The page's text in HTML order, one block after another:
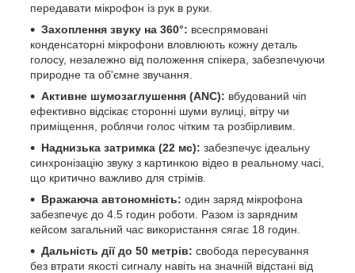
передавати мікрофон із рук в руки.
Захоплення звуку на 360°: всеспрямовані
конденсаторні мікрофони вловлюють кожну деталь
голосу, незалежно від положення спікера, забезпечуючи
природне та об'ємне звучання.
Активне шумозаглушення (ANC): вбудований чіп
ефективно відсікає сторонні шуми вулиці, вітру чи
приміщення, роблячи голос чітким та розбірливим.
Наднизька затримка (22 мс): забезпечує ідеальну
синхронізацію звуку з картинкою відео в реальному часі,
що критично важливо для стрімів.
Вражаюча автономність: один заряд мікрофона
забезпечує до 4.5 годин роботи. Разом із зарядним
кейсом загальний час використання сягає 18 годин.
Дальність дії до 50 метрів: свобода пересування
без втрати якості сигналу навіть на значній відстані від